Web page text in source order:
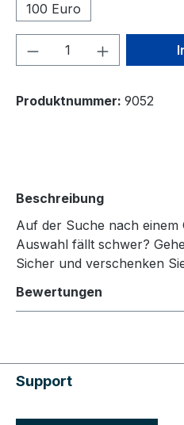
100 Euro
Produkt Anzahl:
Produktnummer: 9052
Beschreibung
Auf der Suche nach einem
Auswahl fällt schwer?
Sicher und verschenken
Bewertungen
Support